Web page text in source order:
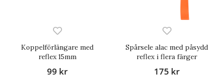
Koppelförlängare med
reflex 15mm
99 kr
Spårsele alac med påsydd
reflex i flera färger
175 kr